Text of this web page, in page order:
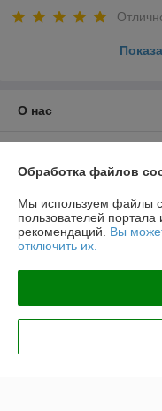
О нас
График работы
Полная версия сайта
Политика обработки
Обработка файлов
Мы используем файлы
пользователей
рекомендаций. Вы
отключить их.